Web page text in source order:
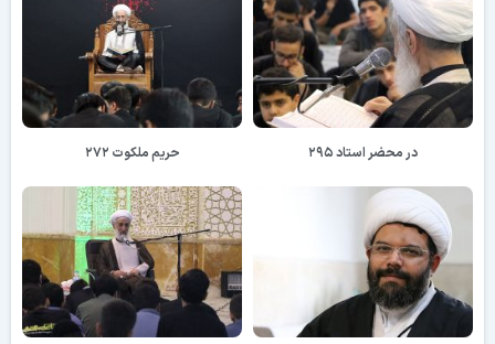
در محضر استاد ۲۹۵ حریم ملکوت ۲۷۲